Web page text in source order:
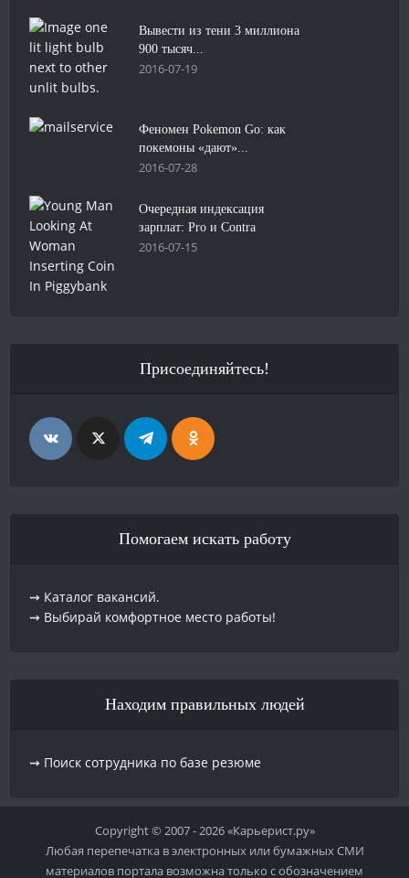
Вывести из тени 3 миллиона
900 тысяч...
2016-07-19
Феномен Pokemon Go: как
покемоны «дают»...
2016-07-28
Очередная индексация
зарплат: Pro и Contra
2016-07-15
Присоединяйтесь!
Помогаем искать работу
⇝ Каталог вакансий.
⇝ Выбирай комфортное место работы!
Находим правильных людей
⇝ Поиск сотрудника по базе резюме
Copyright © 2007 - 2026 «Карьерист.ру»
Любая перепечатка в электронных или бумажных СМИ
материалов портала возможна только с обозначением